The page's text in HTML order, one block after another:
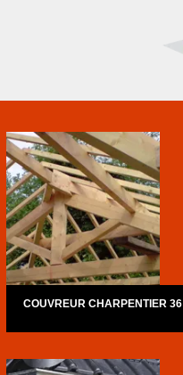
COUVREUR CHARPENTIER 36